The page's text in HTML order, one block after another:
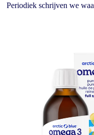
Periodiek schrijven we